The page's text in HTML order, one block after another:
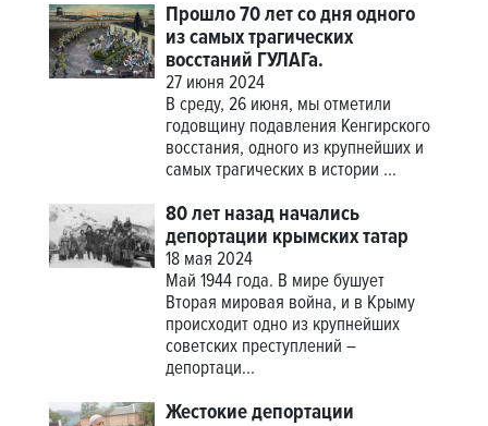
Прошло 70 лет со дня одного
из самых трагических
восстаний ГУЛАГа.
27 июня 2024
В среду, 26 июня, мы отметили
годовщину подавления Кенгирского
восстания, одного из крупнейших и
самых трагических в истории ...
80 лет назад начались
депортации крымских татар
18 мая 2024
Май 1944 года. В мире бушует
Вторая мировая война, и в Крыму
происходит одно из крупнейших
советских преступлений –
депортаци...
Жестокие депортации